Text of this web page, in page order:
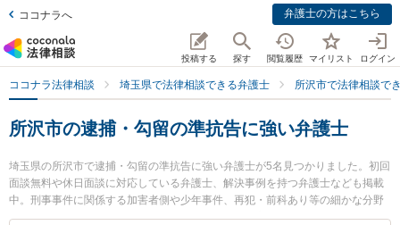
ココナラへ 弁護士の方はこちら
投稿する 探す 閲覧履歴 マイリスト ログイン
ココナラ法律相談 埼玉県で法律相談できる弁護士 所沢市で法律相談で
所沢市の逮捕・勾留の準抗告に強い弁護士
埼玉県の所沢市で逮捕・勾留の準抗告に強い弁護士が5名見つかりました。初回
面談無料や休日面談に対応している弁護士、解決事例を持つ弁護士なども掲載
中。刑事事件に関係する加害者側や少年事件、再犯・前科あり等の細かな分野
での絞り込み検索もでき便利です。特に弁護士法人心 所沢法律事務所の石田 俊